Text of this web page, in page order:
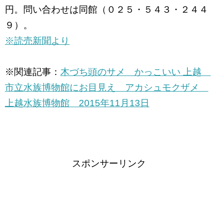
円。問い合わせは同館（０２５・５４３・２４４
９）。
※読売新聞より
※関連記事： 木づち頭のサメ かっこいい 上越
市立水族博物館にお目見え アカシュモクザメ
上越水族博物館 2015年11月13日
スポンサーリンク